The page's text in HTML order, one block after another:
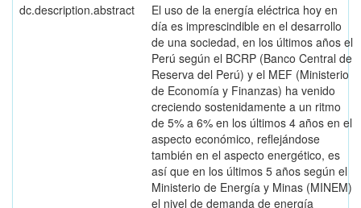
dc.description.abstract
El uso de la energía eléctrica hoy en
día es imprescindible en el desarrollo
de una sociedad, en los últimos años el
Perú según el BCRP (Banco Central de
Reserva del Perú) y el MEF (Ministerio
de Economía y Finanzas) ha venido
creciendo sostenidamente a un ritmo
de 5% a 6% en los últimos 4 años en el
aspecto económico, reflejándose
también en el aspecto energético, es
así que en los últimos 5 años según el
Ministerio de Energía y Minas (MINEM)
el nivel de demanda de energía